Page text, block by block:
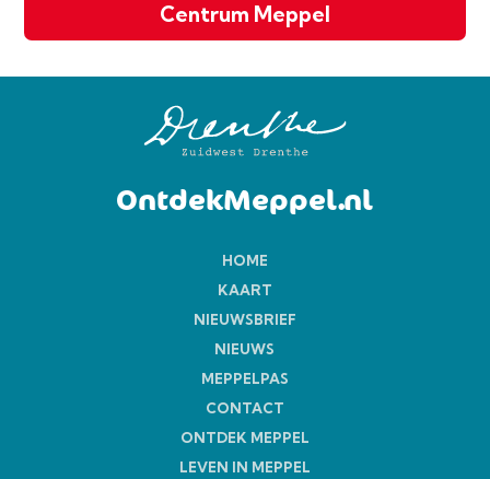
Centrum Meppel
OntdekMeppel.nl
HOME
KAART
NIEUWSBRIEF
NIEUWS
MEPPELPAS
CONTACT
ONTDEK MEPPEL
LEVEN IN MEPPEL